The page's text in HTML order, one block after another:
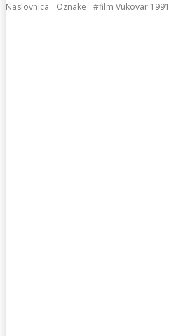
Naslovnica Oznake #film Vukovar 1991